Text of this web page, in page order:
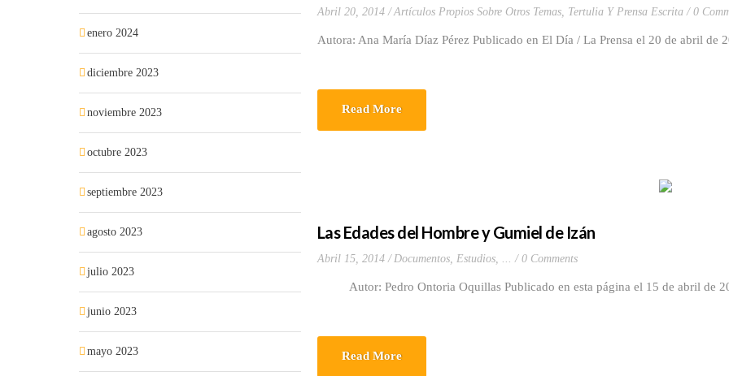
Abril 20, 2014 Artículos Propios Sobre Otros Temas, Tertulia Y Prensa Escrita 0
Autora: Ana María Díaz Pérez Publicado en El Día / La Prensa el 20 de abril de
Read More
Las Edades del Hombre y Gumiel de Izán
Abril 15, 2014 Documentos, Estudios, ... 0 Comments
Autor: Pedro Ontoria Oquillas Publicado en esta página el 15 de abril de
Read More
enero 2024
diciembre 2023
noviembre 2023
octubre 2023
septiembre 2023
agosto 2023
julio 2023
junio 2023
mayo 2023